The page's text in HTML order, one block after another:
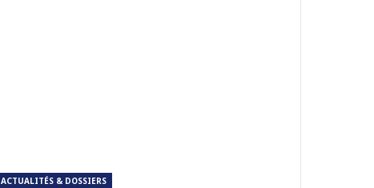
ACTUALITÉS & DOSSIERS